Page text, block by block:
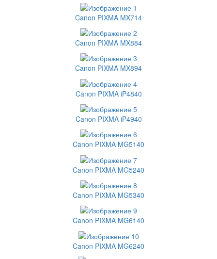
Canon PIXMA MX714
Canon PIXMA MX884
Canon PIXMA MX894
Canon PIXMA iP4840
Canon PIXMA iP4940
Canon PIXMA MG5140
Canon PIXMA MG5240
Canon PIXMA MG5340
Canon PIXMA MG6140
Canon PIXMA MG6240